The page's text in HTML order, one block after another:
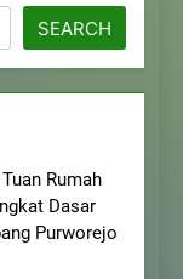
SEARCH
Rumah
Dasar
Purworejo